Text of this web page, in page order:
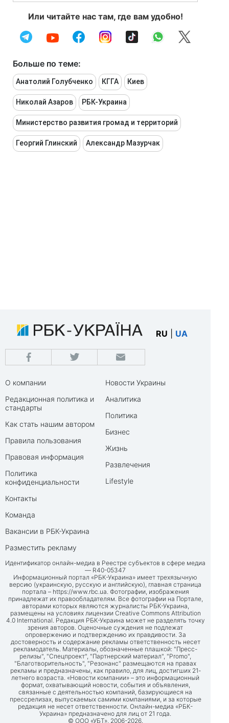
Или читайте нас там, где вам удобно!
Больше по теме:
Анатолий Голубченко КГГА Киев
Николай Азаров РБК-Украина
Министерство развития громад и территорий
Георгий Глинский Александр Мазурчак
RU UA
О компании
Редакционная политика и
стандарты
Как стать нашим автором
Правила пользования
Правовая информация
Политика
конфиденциальности
Контакты
Команда
Вакансии в РБК-Украина
Разместить рекламу
Новости Украины
Аналитика
Политика
Бизнес
Жизнь
Развлечения
Lifestyle
Идентификатор онлайн-медиа в Реестре субъектов в сфере медиа
— R40-05347
Информационный портал «РБК-Украина» имеет трехязычную
версию (украинскую, русскую и английскую), главная страница
портала – https://www.rbc.ua . Фотографии, изображения
принадлежат их правообладателям. Все фотографии на Портале,
авторами которых являются журналисты РБК-Украина,
размещены на условиях лицензии Creative Commons Attribution
4.0 International. Редакция РБК-Украина может не разделять точку
зрения авторов. Оценочные суждения не подлежат
опровержению и подтверждению их правдивости. За
достоверность и содержание рекламы ответственность несет
рекламодатель. Материалы, обозначенные плашкой: "Пресс-
релизы", "Спецпроект", "Партнерский материал", "Promo",
"Благотворительность", "Резонанс" размещаются на правах
рекламы и предназначены, как правило, для лиц, достигших 21-
летнего возраста. «Новости компании» – это информационный
формат, охватывающий новости, события и объявления,
связанные с деятельностью компаний, базирующиеся на
прессрелизах, выпускаемых самими компаниями, и за которые
редакция не несет ответственности. Онлайн-медиа «РБК-
Украина» предназначено для лиц от 21 года.
© ООО «УБТ», 2006-2026.